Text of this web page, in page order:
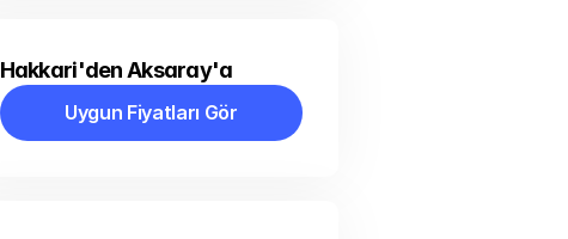
Hakkari'den Aksaray'a
Uygun Fiyatları Gör
Uygun Fiyatları Gör